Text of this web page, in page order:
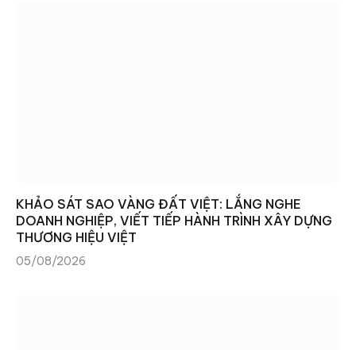
KHẢO SÁT SAO VÀNG ĐẤT VIỆT: LẮNG NGHE
DOANH NGHIỆP, VIẾT TIẾP HÀNH TRÌNH XÂY DỰNG
THƯƠNG HIỆU VIỆT
05/08/2026